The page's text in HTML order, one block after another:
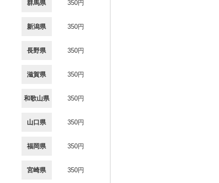
群馬県 350円
新潟県 350円
長野県 350円
滋賀県 350円
和歌山県 350円
山口県 350円
福岡県 350円
宮崎県 350円